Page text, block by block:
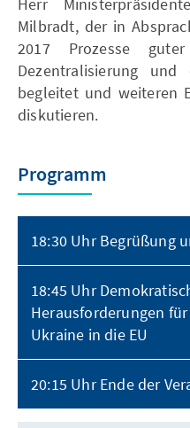
Milbradt, der in
2017 Prozesse
Dezentralisierung
begleitet und weiteren
diskutieren.
Programm
18:30 Uhr Begrüßung
18:45 Uhr
Herausforderungen
Ukraine in die EU
20:15 Uhr Ende der